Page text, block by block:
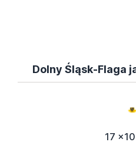
Dolny Śląsk-Flaga
17